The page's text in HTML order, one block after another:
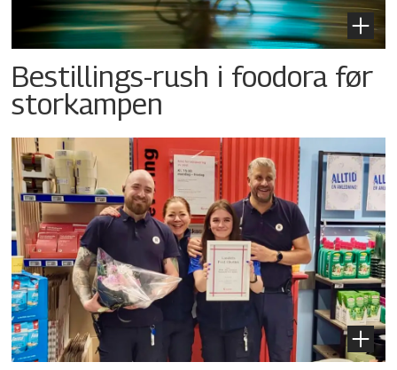
Bestillings-rush i foodora før
storkampen